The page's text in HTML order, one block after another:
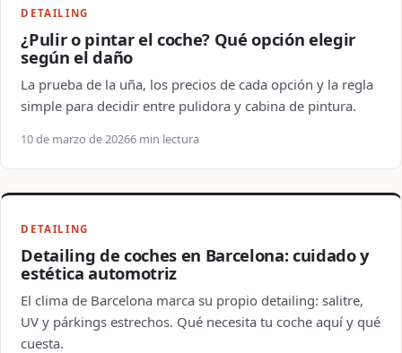
DETAILING
¿Pulir o pintar el coche? Qué opción elegir
según el daño
La prueba de la uña, los precios de cada opción y la regla
simple para decidir entre pulidora y cabina de pintura.
10 de marzo de 20266 min lectura
DETAILING
Detailing de coches en Barcelona: cuidado y
estética automotriz
El clima de Barcelona marca su propio detailing: salitre,
UV y párkings estrechos. Qué necesita tu coche aquí y qué
cuesta.